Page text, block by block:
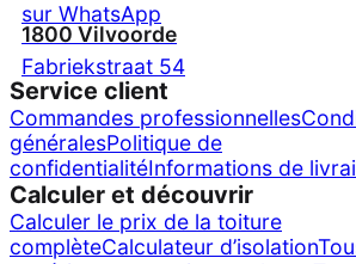
sur WhatsApp
1800 Vilvoorde
Fabriekstraat 54
Service client
Commandes professionnelles
généralesPolitique de
confidentialitéInformations de
Calculer et découvrir
Calculer le prix de la toiture
complèteCalculateur d’isolation